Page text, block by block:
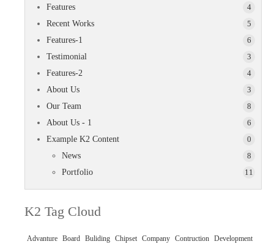
Features
4
Recent Works
5
Features-1
6
Testimonial
3
Features-2
4
About Us
3
Our Team
8
About Us - 1
6
Example K2 Content
0
News
8
Portfolio
11
K2 Tag Cloud
Advanture Board Buliding Chipset Company Contruction Development